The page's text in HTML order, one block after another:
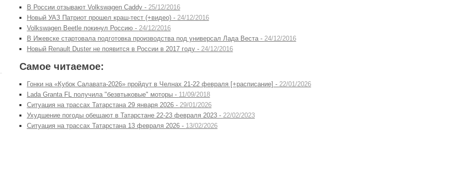
В России отзывают Volkswagen Caddy - 25/12/2016
Новый УАЗ Патриот прошел краш-тест (+видео) - 24/12/2016
Volkswagen Beetle покинул Россию - 24/12/2016
В Ижевске стартовала подготовка производства под универсал Лада Веста - 24/12/2016
Новый Renault Duster не появится в России в 2017 году - 24/12/2016
Самое читаемое:
Гонки на «Кубок Салавата-2026» пройдут в Челнах 21-22 февраля [+расписание] - 22/01/2026
Lada Granta FL получила "безвтыковые" моторы - 11/09/2018
Ситуация на трассах Татарстана 29 января 2026 - 29/01/2026
Ухудшение погоды обещают в Татарстане 22-23 февраля 2023 - 22/02/2023
Ситуация на трассах Татарстана 13 февраля 2026 - 13/02/2026